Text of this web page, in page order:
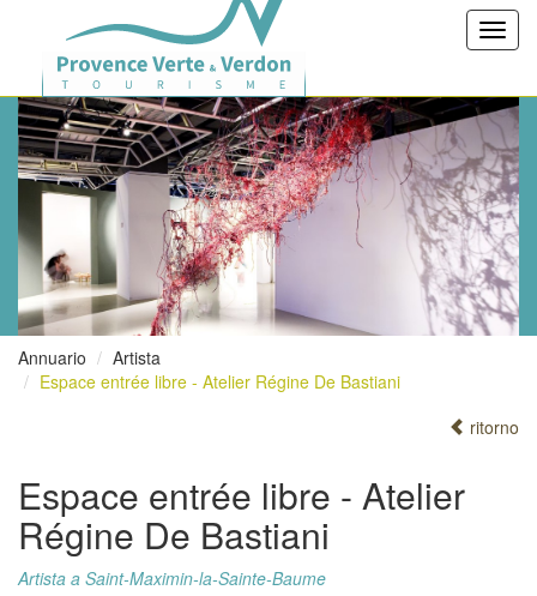
Annuario
Artista
Espace entrée libre - Atelier Régine De Bastiani
ritorno
Espace entrée libre - Atelier
Régine De Bastiani
Artista a Saint-Maximin-la-Sainte-Baume